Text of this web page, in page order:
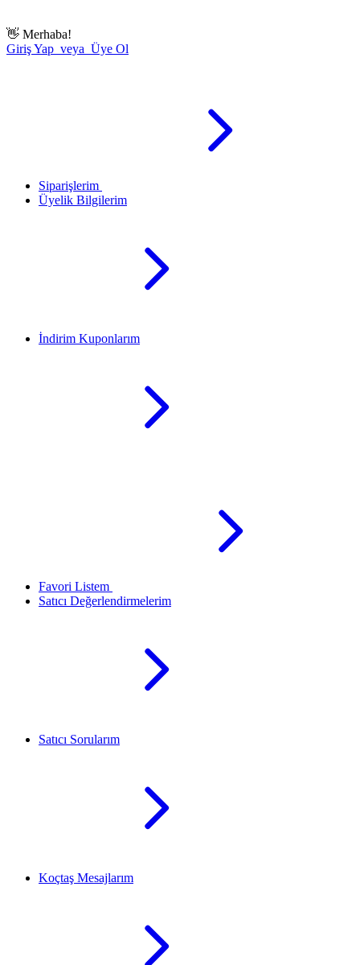
👋 Merhaba!
Giriş Yap veya Üye Ol
Siparişlerim
Üyelik Bilgilerim
İndirim Kuponlarım
Favori Listem
Satıcı Değerlendirmelerim
Satıcı Sorularım
Koçtaş Mesajlarım